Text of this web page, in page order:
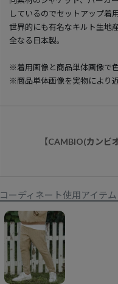
しているのでセットアップ着
世界的にも有名なキルト生地
全なる日本製。
※着用画像と商品単体画像で
※商品単体画像を実物により
【CAMBIO(カンビ
コーディネート使用アイテム